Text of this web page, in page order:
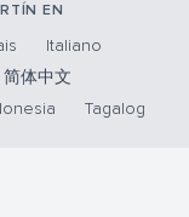
EN
Italiano
简体中文
Tagalog